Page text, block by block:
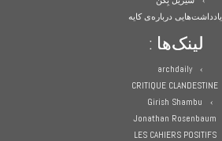
یادداشت‌هایی درباره‌ی کایه
لینک‌ها :
archdaily
CRITIQUE CLANDESTINE
Girish Shambu
Jonathan Rosenbaum
LES CAHIERS POSITIFS